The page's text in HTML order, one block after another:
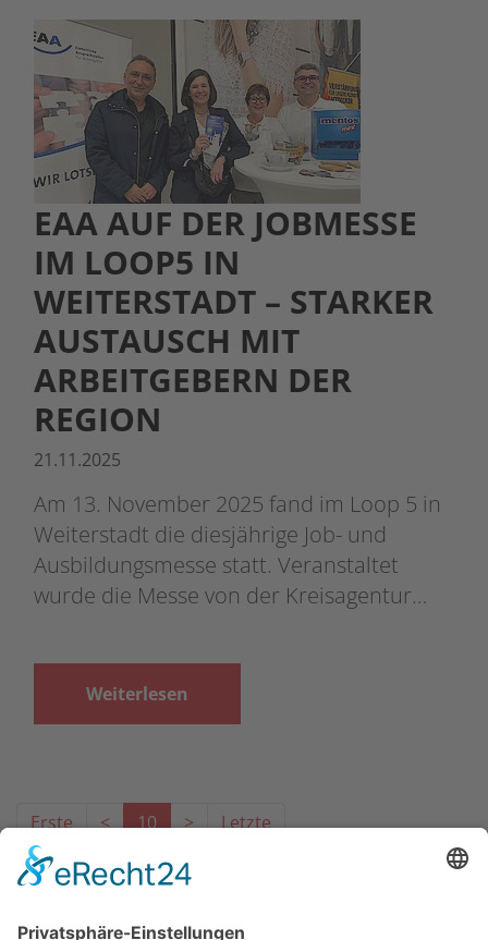
EAA AUF DER JOBMESSE
IM LOOP5 IN
WEITERSTADT – STARKER
AUSTAUSCH MIT
ARBEITGEBERN DER
REGION
21.11.2025
Am 13. November 2025 fand im Loop 5 in
Weiterstadt die diesjährige Job- und
Ausbildungsmesse statt. Veranstaltet
wurde die Messe von der Kreisagentur…
Weiterlesen
Erste < 10 > Letzte